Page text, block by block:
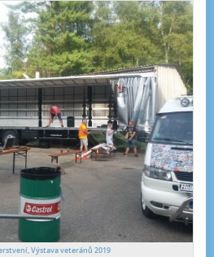
Výstava veteránů 2019